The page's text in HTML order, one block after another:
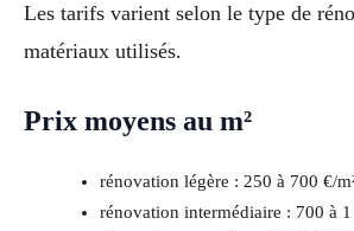
Les tarifs varient selon le type de
matériaux utilisés.
Prix moyens au m²
rénovation légère : 250 à 700 €/
rénovation intermédiaire : 700 à 1